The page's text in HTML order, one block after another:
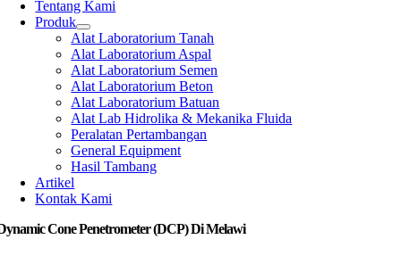
Tentang Kami
Produk
Alat Laboratorium Tanah
Alat Laboratorium Aspal
Alat Laboratorium Semen
Alat Laboratorium Beton
Alat Laboratorium Batuan
Alat Lab Hidrolika & Mekanika Fluida
Peralatan Pertambangan
General Equipment
Hasil Tambang
Artikel
Kontak Kami
Cone Penetrometer (DCP) Di Melawi